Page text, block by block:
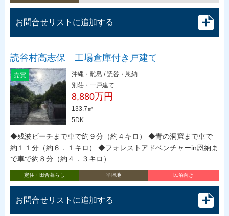
お問合せリストに追加する
読谷村高志保 工場倉庫付き戸建て
売買
沖縄・離島 / 読谷・恩納
別荘・一戸建て
8,880万円
133.7㎡
5DK
◆残波ビーチまで車で約９分（約４キロ） ◆青の洞窟まで車で
約１１分（約６．１キロ） ◆フォレストアドベンチャーin恩納ま
で車で約８分（約４．３キロ）
定住・田舎暮らし 平坦地 民泊向き
お問合せリストに追加する